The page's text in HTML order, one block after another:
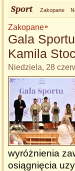
Sport Zakopane
Zakopane
Gala
Kamila
Niedziela, 28
wyróżnienia
osiągnięcia